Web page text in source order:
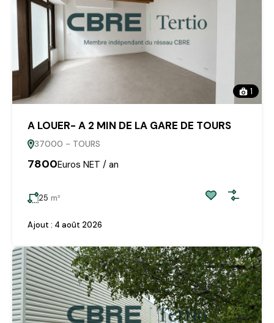
1
A LOUER- A 2 MIN DE LA GARE DE TOURS
37000 - TOURS
7800Euros NET / an
25 m²
Ajout : 4 août 2026